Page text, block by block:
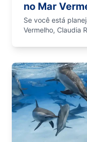
no Mar
Se você está
Vermelho, Claudia